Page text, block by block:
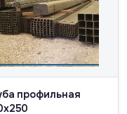
профильная